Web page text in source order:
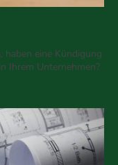
haben eine Kündigung
Ihrem Unternehmen?